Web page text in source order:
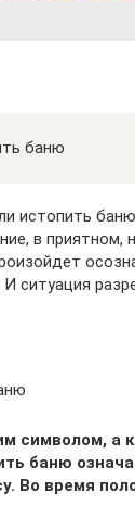
баню
истопить
в приятном,
ситуация
символом, а
баню
Во время